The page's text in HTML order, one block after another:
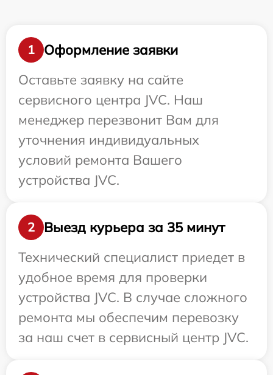
1
Оформление заявки
Оставьте заявку на сайте
сервисного центра JVC. Наш
менеджер перезвонит Вам для
уточнения индивидуальных
условий ремонта Вашего
устройства JVC.
2
Выезд курьера за 35 минут
Технический специалист приедет в
удобное время для проверки
устройства JVC. В случае сложного
ремонта мы обеспечим перевозку
за наш счет в сервисный центр JVC.